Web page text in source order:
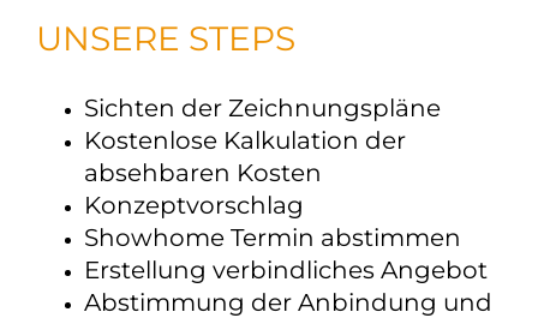
UNSERE STEPS
Sichten der Zeichnungspläne
Kostenlose Kalkulation der
absehbaren Kosten
Konzeptvorschlag
Showhome Termin abstimmen
Erstellung verbindliches Angebot
Abstimmung der Anbindung und